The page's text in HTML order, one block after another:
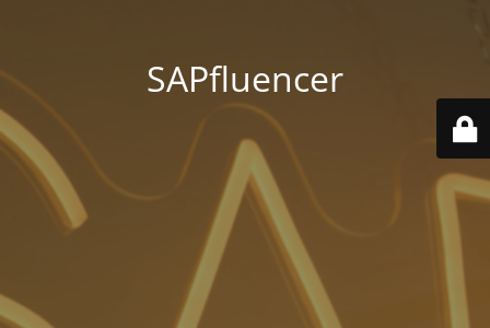
SAPfluencer